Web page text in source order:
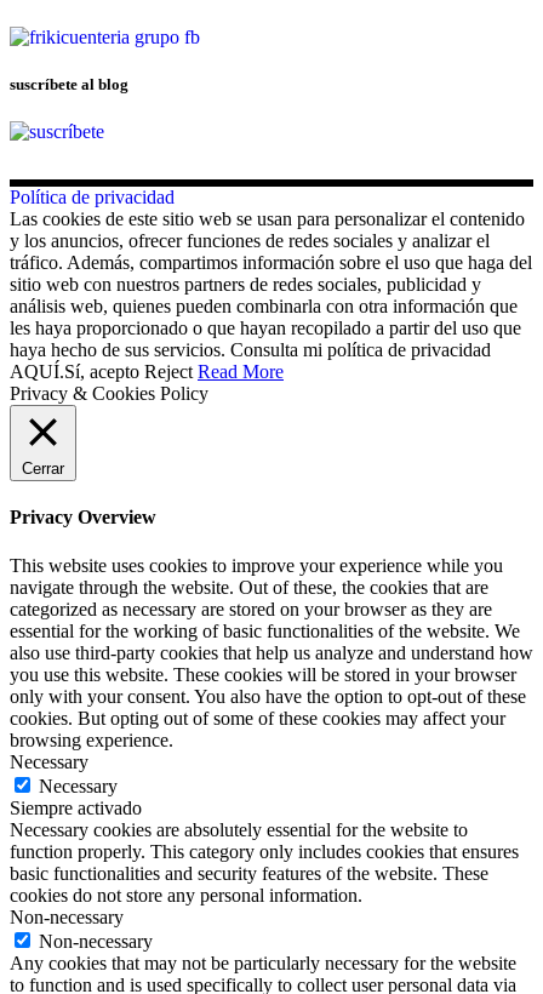
suscríbete al blog
Política de privacidad
Las cookies de este sitio web se usan para personalizar el contenido
y los anuncios, ofrecer funciones de redes sociales y analizar el
tráfico. Además, compartimos información sobre el uso que haga del
sitio web con nuestros partners de redes sociales, publicidad y
análisis web, quienes pueden combinarla con otra información que
les haya proporcionado o que hayan recopilado a partir del uso que
haya hecho de sus servicios. Consulta mi política de privacidad
AQUÍ.Sí, acepto Reject Read More
Privacy & Cookies Policy
Cerrar
Privacy Overview
This website uses cookies to improve your experience while you
navigate through the website. Out of these, the cookies that are
categorized as necessary are stored on your browser as they are
essential for the working of basic functionalities of the website. We
also use third-party cookies that help us analyze and understand how
you use this website. These cookies will be stored in your browser
only with your consent. You also have the option to opt-out of these
cookies. But opting out of some of these cookies may affect your
browsing experience.
Necessary
Necessary
Siempre activado
Necessary cookies are absolutely essential for the website to
function properly. This category only includes cookies that ensures
basic functionalities and security features of the website. These
cookies do not store any personal information.
Non-necessary
Non-necessary
Any cookies that may not be particularly necessary for the website
to function and is used specifically to collect user personal data via